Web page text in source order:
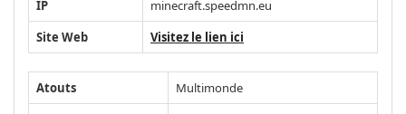
IP
minecraft.speedmn.eu
Site Web
Visitez le lien ici
Atouts
Multimonde